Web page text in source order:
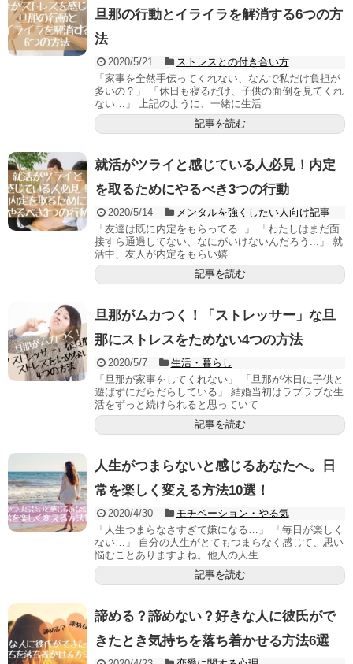
旦那の行動とイライラを解消する6つの方
法
2020/5/21
ストレスとの付き合い方
「家事を全然手伝ってくれない、なんで私だけ負担が
多いの？」 「休日も寝るだけ、子供の面倒を見てくれ
ない…」 上記のように、一緒に生活
記事を読む
就活がツライと感じている人必見！内定
を取るためにやるべき3つの行動
2020/5/14
メンタルを強くしたい人向け記事
「友達は既に内定をもらってる..」 「わたしはまだ面
接すら通過してない、なにがいけないんだろう...」 就
活中、友人が内定をもらい嬉
記事を読む
旦那がムカつく！「ストレッサー」な旦
那にストレスをためない4つの方法
2020/5/7
生活・暮らし
「旦那が家事をしてくれない」 「旦那が休日に子供と
遊ばずにだらだらしている」 結婚当初はラブラブな生
活をずっと続けられると思っていて
記事を読む
人生がつまらないと感じるあなたへ。日
常を楽しく変える方法10選！
2020/4/30
モチベーション・やる気
「人生つまらなさすぎて嫌になる…」 「毎日が楽しく
ない…」 自分の人生がとてもつまらなく感じて、思い
悩むことありますよね。他人の人生
記事を読む
諦める？諦めない？好きな人に彼氏がで
きたとき気持ちを落ち着かせる方法6選